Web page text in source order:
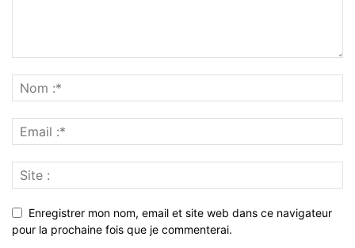
Enregistrer mon nom, email et site web dans ce navigateur
pour la prochaine fois que je commenterai.